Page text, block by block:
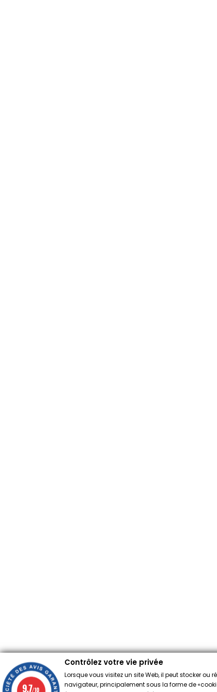
Contrôlez votre vie privée
Lorsque vous visitez un site Web, il peut stocker ou
navigateur, principalement sous la forme de
9.7/10